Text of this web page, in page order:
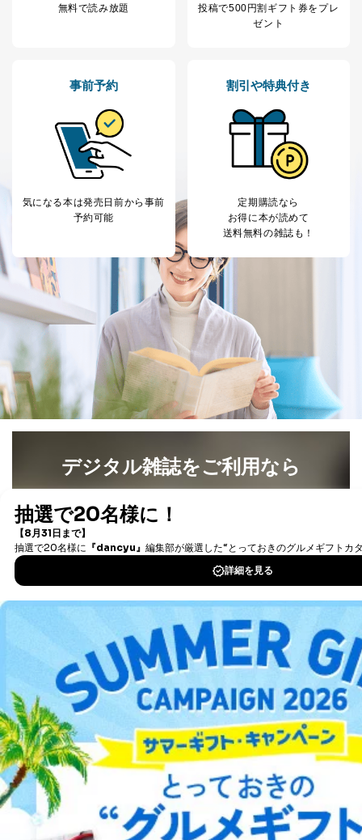
無料で読み放題
投稿で500円割ギフト券をプレ
ゼント
事前予約
気になる本は発売日前から事前
予約可能
割引や特典付き
定期購読なら
お得に本が読めて
送料無料の雑誌も！
デジタル雑誌をご利用なら
書籍）が無料で読み放題！
DOWNLOAD FOR IOS
DOWNLOAD FOR ANDROID
ご利用方法はこちら
総合案内
アフィリエイト 採用情報
プレスリリース お問い合わせ